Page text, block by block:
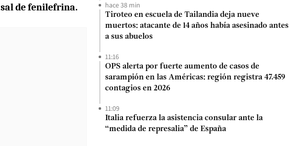
de fenilefrina. hace 38 min
Tiroteo en escuela de Tailandia deja nueve
muertos: atacante de 14 años había asesinado antes
a sus abuelos
11:16
OPS alerta por fuerte aumento de casos de
sarampión en las Américas: región registra 47.459
contagios en 2026
11:09
Italia refuerza la asistencia consular ante la
“medida de represalia” de España